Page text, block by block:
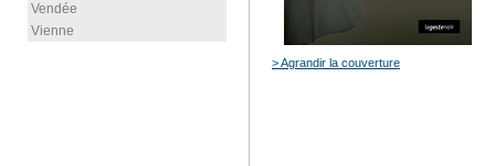
Vendée
Vienne
> Agrandir la couverture